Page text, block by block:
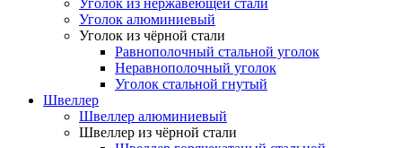
Уголок из нержавеющей стали
Уголок алюминиевый
Уголок из чёрной стали
Равнополочный стальной уголок
Неравнополочный уголок
Уголок стальной гнутый
Швеллер
Швеллер алюминиевый
Швеллер из чёрной стали